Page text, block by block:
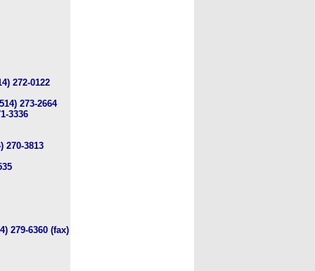
272-0122
273-2664
3336
270-3813
279-6360 (fax)